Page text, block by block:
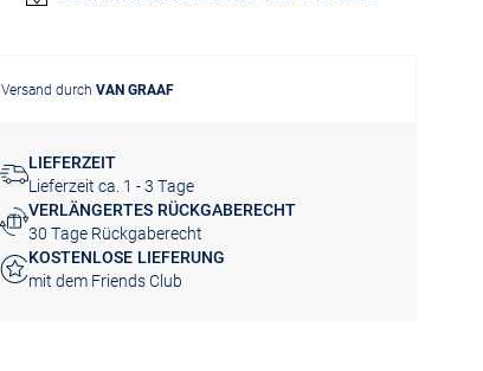
Versand durch VAN GRAAF
LIEFERZEIT
Lieferzeit ca. 1 - 3 Tage
VERLÄNGERTES RÜCKGABERECHT
30 Tage Rückgaberecht
KOSTENLOSE LIEFERUNG
mit dem Friends Club